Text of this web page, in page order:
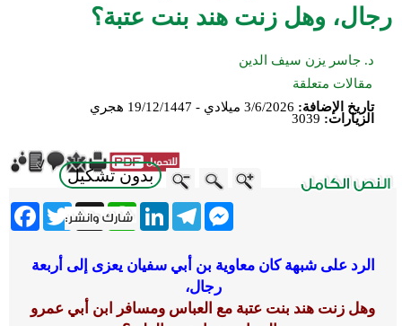
رجال، وهل زنت هند بنت عتبة؟
د. جاسر يزن سيف الدين
مقالات متعلقة
تاريخ الإضافة: 3/6/2026 ميلادي - 19/12/1447 هجري
الزيارات: 3039
بدون تشكيل
Twitter X
WhatsApp
LinkedInTelegram
Messenger
الرد على شبهة كان معاوية بن أبي سفيان يعزى إلى أربعة
رجال،
وهل زنت هند بنت عتبة مع العباس ومسافر ابن أبي عمرو